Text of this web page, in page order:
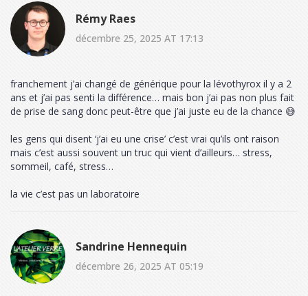
Rémy Raes
décembre 25, 2025 AT 17:13
franchement j’ai changé de générique pour la lévothyrox il y a 2
ans et j’ai pas senti la différence… mais bon j’ai pas non plus fait
de prise de sang donc peut-être que j’ai juste eu de la chance 😅
les gens qui disent ‘j’ai eu une crise’ c’est vrai qu’ils ont raison
mais c’est aussi souvent un truc qui vient d’ailleurs… stress,
sommeil, café, stress…
la vie c’est pas un laboratoire
Sandrine Hennequin
décembre 26, 2025 AT 05:19